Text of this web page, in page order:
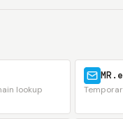
lookup